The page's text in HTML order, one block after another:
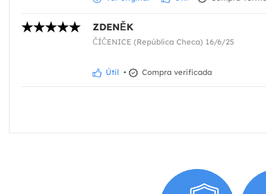
ZDENĚK
ČÍČENICE (República Checa) 16/6/25
Útil • Compra verificada